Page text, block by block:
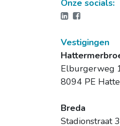
Onze socials:
Vestigingen
Elburgerweg
8094 PE
Breda
Stadionstraat